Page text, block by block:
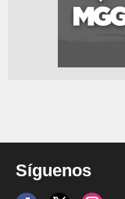
Síguenos